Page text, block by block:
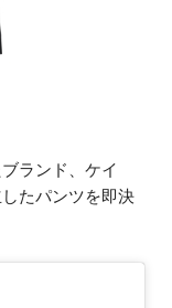
ランド、ケイ
たパンツを即決